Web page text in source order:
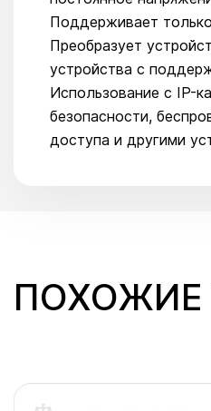
Поддерживает
Преобразует
устройства с
Использование с IP-
безопасности,
доступа и другими
ПОХОЖИЕ